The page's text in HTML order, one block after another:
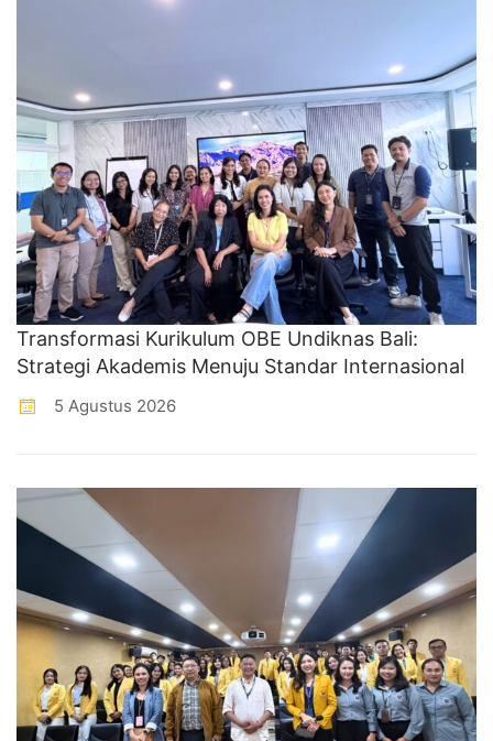
Transformasi Kurikulum OBE Undiknas Bali:
Strategi Akademis Menuju Standar Internasional
5 Agustus 2026